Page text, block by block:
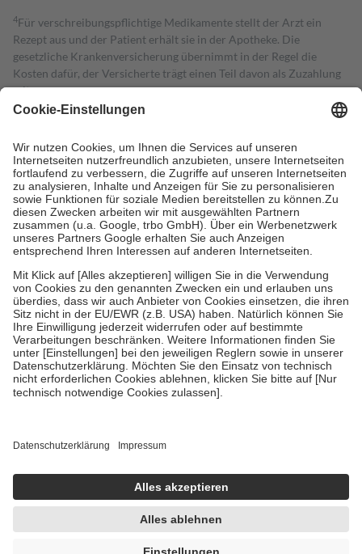
4Für verschreibungspflichtige Medikamente stellt der Arzt ein
Rezept aus und der Patient erhält sie in der Apotheke. Die
gesetzliche Krankenversicherung übernimmt in der Regel die
Kosten dafür, der Versicherte trägt einen Teil davon als Zuzahlung
mit.
Grundsätzlich leisten Mitglieder Zuzahlungen in Höhe von zehn
höchstens zehn Euro.
Es sind jedoch nie mehr als die tatsächlichen
Kosten der Leistung zu entrichten.
Diese Regeln gelten grundsätzlich auch für Online-Apotheken.
Bei Heilmitteln und häuslicher Krankenpflege beträgt die
Zuzahlung zehn Prozent der Kosten sowie zehn Euro je
Verordnung.
Um das Engagement der Versicherten für ihre eigene Gesundheit zu
stärken und die besondere Stellung der Familie zu unterstützen,
fallenkeine Zuzahlungenan bei:
• Kindern und Jugendlichen bis zum vollendeten 18. Lebensjahr
mit Ausnahme der Fahrkosten
• Untersuchungen zur Vorsorge und Früherkennung, die von der
GKV getragen werden
• empfohlenen Schutzimpfungen
• Harn- und Blutteststreifen
getroffen, um sicherzustellen, dass es sich um echte Bewertungen
https://help.etrusted.com/hc/de/articles/4419944605341
Einige Bilder und Inhalte wurden unter Zuhilfenahme künstlicher